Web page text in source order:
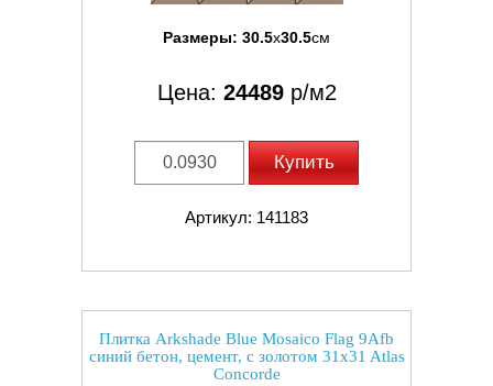
Размеры: 30.5x30.5см
Цена: 24489р/м2
Купить
Артикул: 141183
Плитка Arkshade Blue Mosaico Flag 9Afb
синий бетон, цемент, с золотом 31x31 Atlas
Concorde